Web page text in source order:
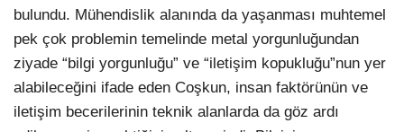
bulundu. Mühendislik alanında da yaşanması muhtemel
pek çok problemin temelinde metal yorgunluğundan
ziyade “bilgi yorgunluğu” ve “iletişim kopukluğu”nun yer
alabileceğini ifade eden Coşkun, insan faktörünün ve
iletişim becerilerinin teknik alanlarda da göz ardı